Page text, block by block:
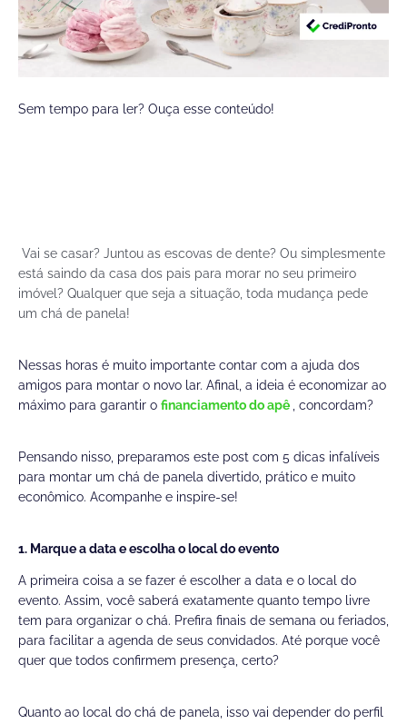
Sem tempo para ler? Ouça esse conteúdo!
Vai se casar? Juntou as escovas de dente? Ou simplesmente
está saindo da casa dos pais para morar no seu primeiro
imóvel? Qualquer que seja a situação, toda mudança pede
um chá de panela!
Nessas horas é muito importante contar com a ajuda dos
amigos para montar o novo lar. Afinal, a ideia é economizar ao
máximo para garantir o financiamento do apê , concordam?
Pensando nisso, preparamos este post com 5 dicas infalíveis
para montar um chá de panela divertido, prático e muito
econômico. Acompanhe e inspire-se!
1. Marque a data e escolha o local do evento
A primeira coisa a se fazer é escolher a data e o local do
evento. Assim, você saberá exatamente quanto tempo livre
tem para organizar o chá. Prefira finais de semana ou feriados,
para facilitar a agenda de seus convidados. Até porque você
quer que todos confirmem presença, certo?
Quanto ao local do chá de panela, isso vai depender do perfil